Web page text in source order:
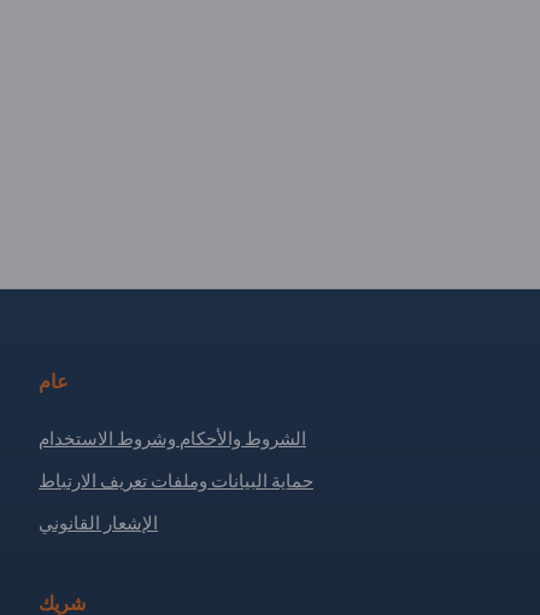
عام
الشروط والأحكام وشروط الاستخدام
حماية البيانات وملفات تعريف الارتباط
الإشعار القانوني
شريك